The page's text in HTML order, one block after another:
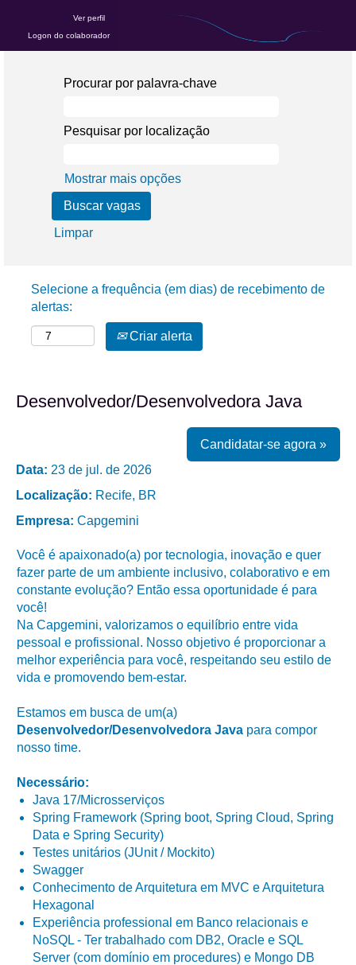
Ver perfil
Logon do colaborador
Procurar por palavra-chave
Pesquisar por localização
Mostrar mais opções
Limpar
Selecione a frequência (em dias) de recebimento de
alertas:
Criar alerta
Desenvolvedor/Desenvolvedora Java
Candidatar-se agora »
Data: 23 de jul. de 2026
Localização: Recife, BR
Empresa: Capgemini
Você é apaixonado(a) por tecnologia, inovação e quer
fazer parte de um ambiente inclusivo, colaborativo e em
constante evolução? Então essa oportunidade é para
você!
Na Capgemini, valorizamos o equilíbrio entre vida
pessoal e profissional. Nosso objetivo é proporcionar a
melhor experiência para você, respeitando seu estilo de
vida e promovendo bem-estar.
Estamos em busca de um(a)
Desenvolvedor/Desenvolvedora Java para compor
nosso time.
Necessário:
Java 17/Microsserviços
Spring Framework (Spring boot, Spring Cloud, Spring
Data e Spring Security)
Testes unitários (JUnit / Mockito)
Swagger
Conhecimento de Arquitetura em MVC e Arquitetura
Hexagonal
Experiência professional em Banco relacionais e
NoSQL - Ter trabalhado com DB2, Oracle e SQL
Server (com domínio em procedures) e Mongo DB